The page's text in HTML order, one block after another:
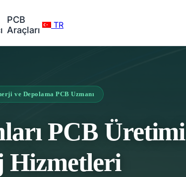
PCB
Araçları
TR
ve Depolama PCB Uzmanı
PCB Üretimi